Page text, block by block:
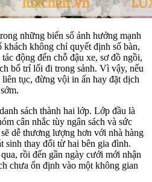
những biến số ảnh hưởng mạnh
khách không chỉ quyết định số bàn,
động đến chỗ đậu xe, sơ đồ ngồi,
bố trí lối đi trong sảnh. Vì vậy, nếu
liên tục, đừng vội in ấn hay đặt dịch
sách thành hai lớp. Lớp đầu là
cân nhắc tùy ngân sách và sức
dễ thương lượng hơn với nhà hàng
sinh thay đổi từ hai bên gia đình.
rồi đến gần ngày cưới mới nhận
chưa ổn định vào một không gian